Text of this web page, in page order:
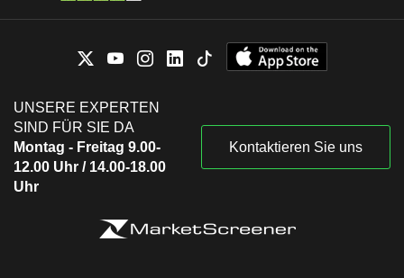
UNSERE EXPERTEN
SIND FÜR SIE DA
Montag - Freitag 9.00-
12.00 Uhr / 14.00-18.00
Uhr
Kontaktieren Sie uns